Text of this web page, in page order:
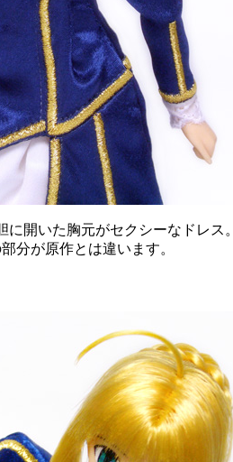
に開いた胸元がセクシーなドレス。
分が原作とは違います。